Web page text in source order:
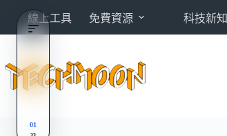
內
線上工具 免費資源 科技新知
01